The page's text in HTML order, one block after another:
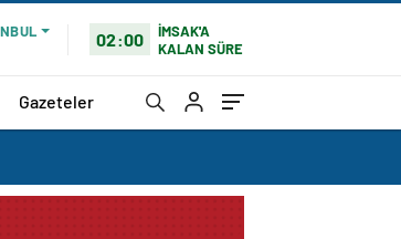
02:00
İMSAK'A
KALAN SÜRE
Gazeteler